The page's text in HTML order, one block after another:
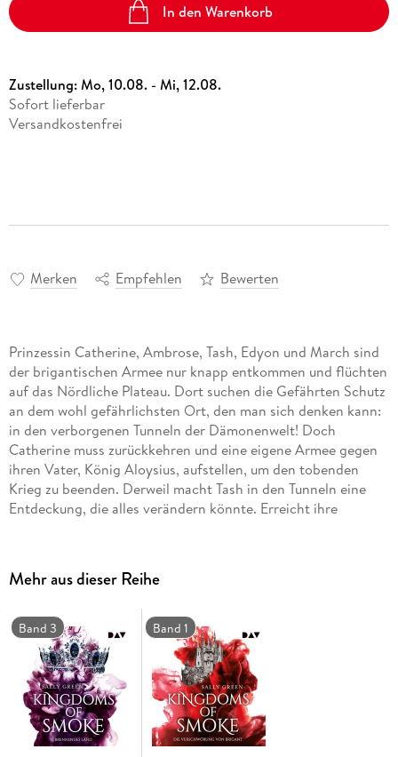
In den Warenkorb
Zustellung:Mo, 10.08. - Mi, 12.08.
Sofort lieferbar
Versandkostenfrei
Merken Empfehlen Bewerten
Prinzessin Catherine, Ambrose, Tash, Edyon und March sind
der brigantischen Armee nur knapp entkommen und flüchten
auf das Nördliche Plateau. Dort suchen die Gefährten Schutz
an dem wohl gefährlichsten Ort, den man sich denken kann:
in den verborgenen Tunneln der Dämonenwelt! Doch
Catherine muss zurückkehren und eine eigene Armee gegen
ihren Vater, König Aloysius, aufstellen, um den tobenden
Krieg zu beenden. Derweil macht Tash in den Tunneln eine
Entdeckung, die alles verändern könnte. Erreicht ihre
Dagmar Bittner, Marius Clarén, Wanja Gerick, Maximilian
Artajo, Arne Stephan2 mp3-CDs | ca. 13 h 3 min
Mehr aus dieser Reihe
Band 3 Band 1